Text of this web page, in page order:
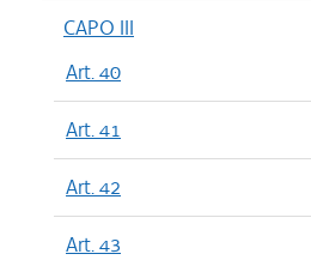
CAPO III
Art. 40
Art. 41
Art. 42
Art. 43